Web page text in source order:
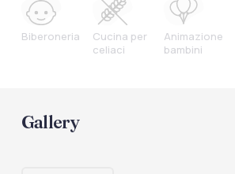
Biberoneria
Cucina per
celiaci
Animazione
bambini
Gallery